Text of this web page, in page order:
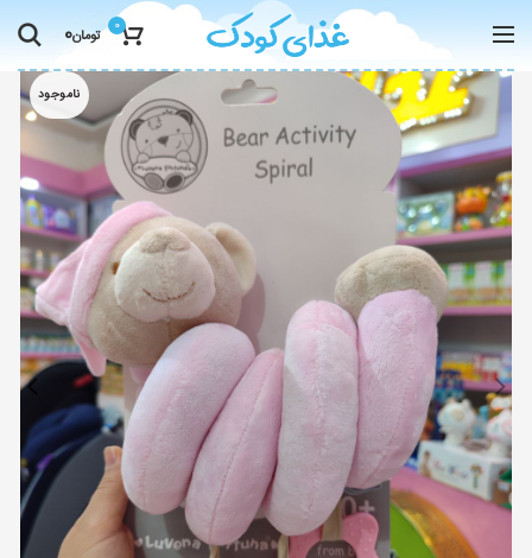
0 تومان0
ناموجود